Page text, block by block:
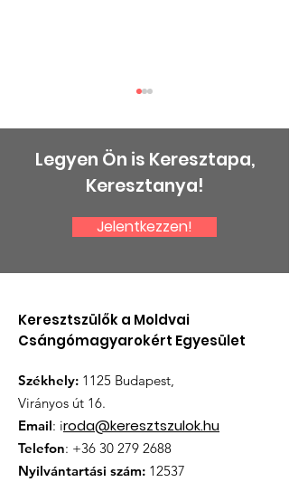
Halász Péterre
Legyen Ön is Keresztapa,
Keresztanya!
Jelentkezzen!
Keresztszülők a Moldvai
Csángómagyarokért Egyesület
Székhely: 1125 Budapest,
Virányos út 16.
Email: iroda@keresztszulok.hu
Telefon: +36 30 279 2688
Nyilvántartási szám: 12537